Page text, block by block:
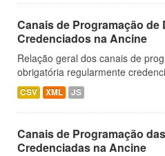
Canais de Programação
Credenciados na Ancine
Relação geral dos canais de
obrigatória regularmente
CSV XML JS
Canais de Programação
Credenciadas na Ancine